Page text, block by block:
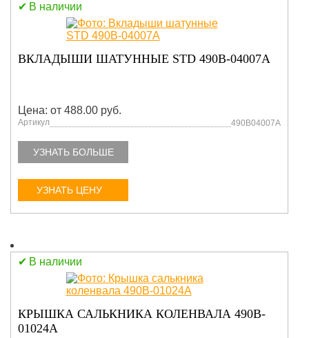
В наличии
ВКЛАДЫШИ ШАТУННЫЕ STD 490B-04007A
Цена: от 488.00 руб.
Артикул 490B04007A
УЗНАТЬ БОЛЬШЕ
УЗНАТЬ ЦЕНУ
В наличии
КРЫШКА САЛЬКНИКА КОЛЕНВАЛА 490B-
01024A